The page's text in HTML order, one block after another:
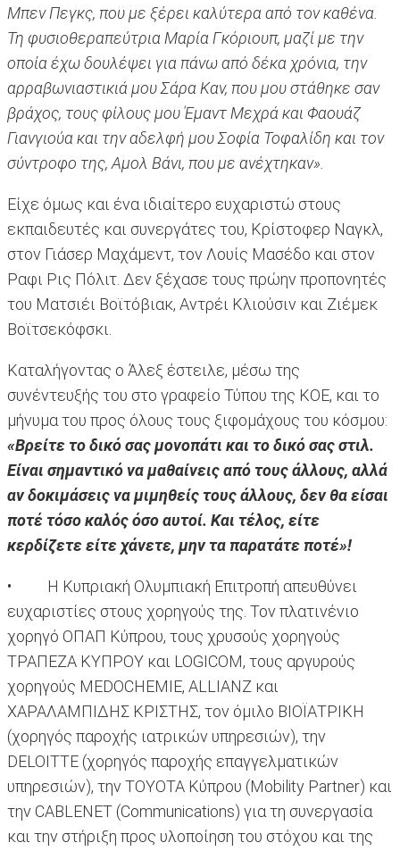
Μπεν Πεγκς, που με ξέρει καλύτερα από τον καθένα.
Τη φυσιοθεραπεύτρια Μαρία Γκόριουπ, μαζί με την
οποία έχω δουλέψει για πάνω από δέκα χρόνια, την
αρραβωνιαστικιά μου Σάρα Καν, που μου στάθηκε σαν
βράχος, τους φίλους μου Έμαντ Μεχρά και Φαουάζ
Γιανγιούα και την αδελφή μου Σοφία Τοφαλίδη και τον
σύντροφο της, Αμολ Βάνι, που με ανέχτηκαν».
Είχε όμως και ένα ιδιαίτερο ευχαριστώ στους
εκπαιδευτές και συνεργάτες του, Κρίστοφερ Ναγκλ,
στον Γιάσερ Μαχάμεντ, τον Λουίς Μασέδο και στον
Ραφι Ρις Πόλιτ. Δεν ξέχασε τους πρώην προπονητές
του Ματσιέι Βοϊτόβιακ, Αντρέι Κλιούσιν και Ζιέμεκ
Βοϊτσεκόφσκι.
Καταλήγοντας ο Άλεξ έστειλε, μέσω της
συνέντευξής του στο γραφείο Τύπου της ΚΟΕ, και το
μήνυμα του προς όλους τους ξιφομάχους του κόσμου:
«Βρείτε το δικό σας μονοπάτι και το δικό σας στιλ.
Είναι σημαντικό να μαθαίνεις από τους άλλους, αλλά
αν δοκιμάσεις να μιμηθείς τους άλλους, δεν θα είσαι
ποτέ τόσο καλός όσο αυτοί. Και τέλος, είτε
κερδίζετε είτε χάνετε, μην τα παρατάτε ποτέ»!
• Η Κυπριακή Ολυμπιακή Επιτροπή απευθύνει
ευχαριστίες στους χορηγούς της. Τον πλατινένιο
χορηγό ΟΠΑΠ Κύπρου, τους χρυσούς χορηγούς
ΤΡΑΠΕΖΑ ΚΥΠΡΟΥ και LOGICOM, τους αργυρούς
χορηγούς MEDOCHEMIE, ALLIANZ και
ΧΑΡΑΛΑΜΠΙΔΗΣ ΚΡΙΣΤΗΣ, τον όμιλο ΒΙΟΪΑΤΡΙΚΗ
(χορηγός παροχής ιατρικών υπηρεσιών), την
DELOITTE (χορηγός παροχής επαγγελματικών
υπηρεσιών), την TOYOTA Κύπρου (Mobility Partner) και
την CABLENET (Communications) για τη συνεργασία
και την στήριξη προς υλοποίηση του στόχου και της